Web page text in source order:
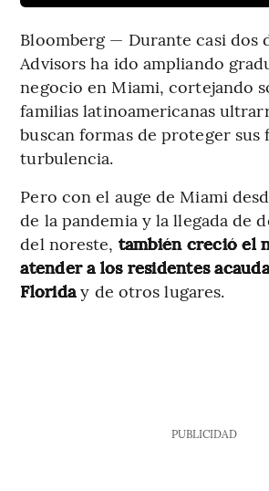
Bloomberg — Durante casi dos
Advisors ha ido ampliando
negocio en Miami, cortejando
familias latinoamericanas
buscan formas de proteger sus
turbulencia.
Pero con el auge de Miami
de la pandemia y la llegada de
del noreste, también creció el
atender a los residentes
Floriday de otros lugares.
PUBLICIDAD